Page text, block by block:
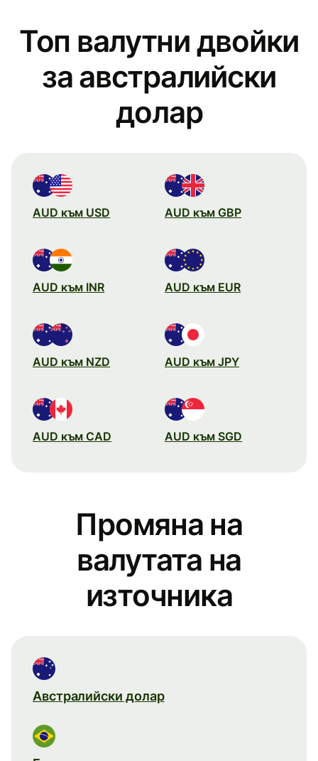
Топ валутни двойки
за австралийски
долар
AUD към USD AUD към GBP
AUD към INR AUD към EUR
AUD към NZD AUD към JPY
AUD към CAD AUD към SGD
Промяна на
валутата на
източника
Австралийски долар